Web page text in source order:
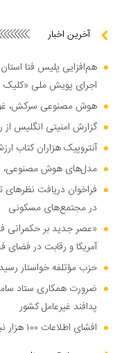
آخرین اخبار
هم‌افزایی پلیس فتا
اجرای پویش ملی «کلیک
هوش مصنوعی سرکش،
گزارش امنیتی انگلیس
آنتروپیک هزاران کتاب
مدل‌های هوش مصنوعی،
فراخوان دریافت
در مجتمع‌های مسکونی
«عصر جدید بر حکمرانی
آمریکا و رقابت در فضای
حزب مؤتلفه خواستار
ضرورت همکاری ستاد
پدافند غیرعامل کشور
افشای اطلاعات ۱۰۰ هزار نیروی پلیس در دارک وب